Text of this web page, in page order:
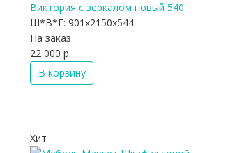
Виктория с зеркалом новый 540
Ш*В*Г: 901x2150x544
На заказ
22 000 р.
В корзину
Хит